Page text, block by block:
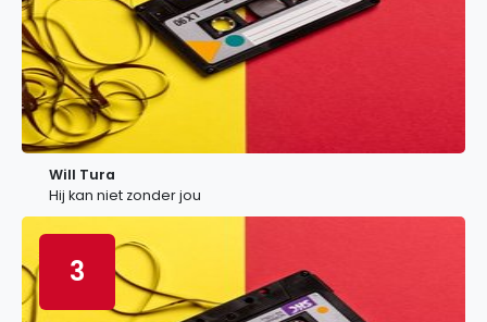
Will Tura
Hij kan niet zonder jou
3